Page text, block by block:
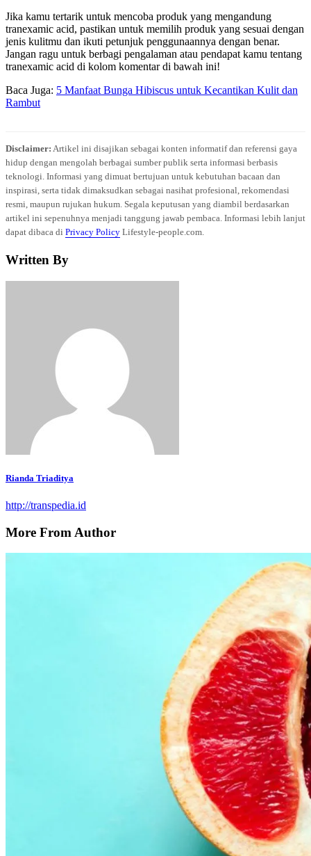
Jika kamu tertarik untuk mencoba produk yang mengandung
tranexamic acid, pastikan untuk memilih produk yang sesuai dengan
jenis kulitmu dan ikuti petunjuk penggunaannya dengan benar.
Jangan ragu untuk berbagi pengalaman atau pendapat kamu tentang
tranexamic acid di kolom komentar di bawah ini!
Baca Juga: 5 Manfaat Bunga Hibiscus untuk Kecantikan Kulit dan
Rambut
Disclaimer: Artikel ini disajikan sebagai konten informatif dan referensi gaya
hidup dengan mengolah berbagai sumber publik serta informasi berbasis
teknologi. Informasi yang dimuat bertujuan untuk kebutuhan bacaan dan
inspirasi, serta tidak dimaksudkan sebagai nasihat profesional, rekomendasi
resmi, maupun rujukan hukum. Segala keputusan yang diambil berdasarkan
artikel ini sepenuhnya menjadi tanggung jawab pembaca. Informasi lebih lanjut
dapat dibaca di Privacy Policy Lifestyle-people.com.
Written By
Rianda Triaditya
http://transpedia.id
More From Author